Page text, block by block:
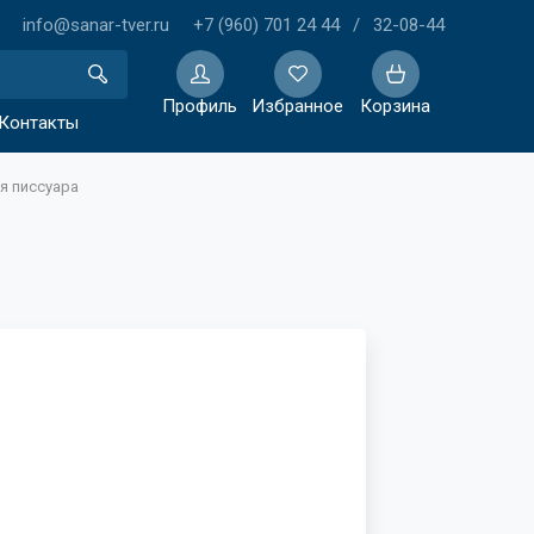
info@sanar-tver.ru +7 (960) 701 24 44 / 32-08-44
Профиль Избранное Корзина
писсуара